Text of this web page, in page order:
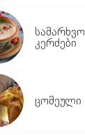
სამარხვო
კერძები
ცომეული